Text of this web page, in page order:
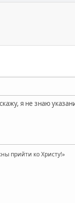
я не знаю
прийти ко Христу!»